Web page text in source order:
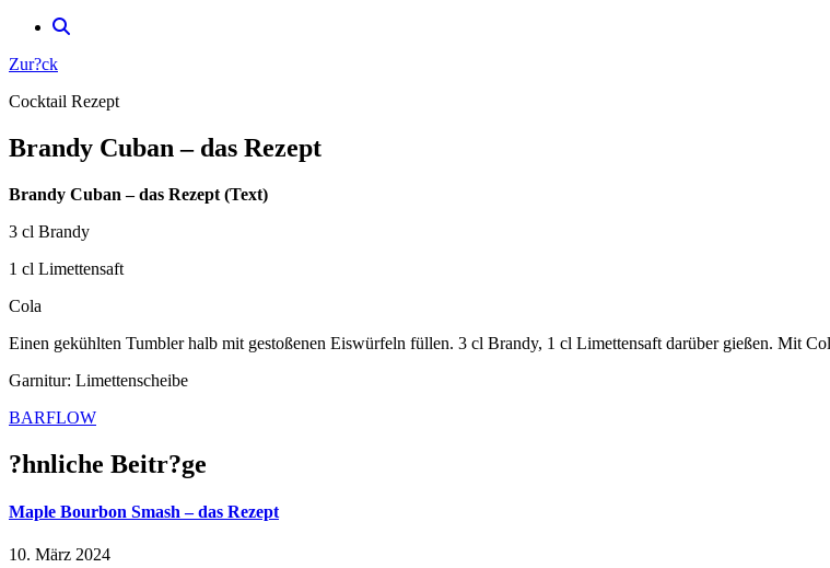
Zur?ck
Cocktail Rezept
Brandy Cuban – das Rezept
Brandy Cuban – das Rezept (Text)
3 cl Brandy
1 cl Limettensaft
Cola
Einen gekühlten Tumbler halb mit gestoßenen Eiswürfeln füllen. 3 cl Brandy, 1 cl Limettensaft darüber gießen. Mit
Garnitur: Limettenscheibe
BARFLOW
?hnliche Beitr?ge
Maple Bourbon Smash – das Rezept
10. März 2024